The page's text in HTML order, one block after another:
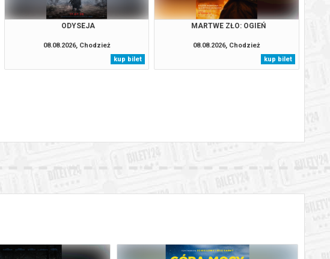
ODYSEJA
08.08.2026, Chodzież
kup bilet
MARTWE ZŁO: OGIEŃ
08.08.2026, Chodzież
kup bilet